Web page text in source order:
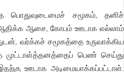
பொதுவுடைமைச் சமூகம், தனிச்
ஆசை, கோபம் ஊடாக எல்லாம்
வர்க்கச் சமூகத்தை உருவாக்கிய
முட்டாள்த்தனத்தைப் பெண் செய்து
ஊடாக அடிமையாக்கப்பட்டாள்.